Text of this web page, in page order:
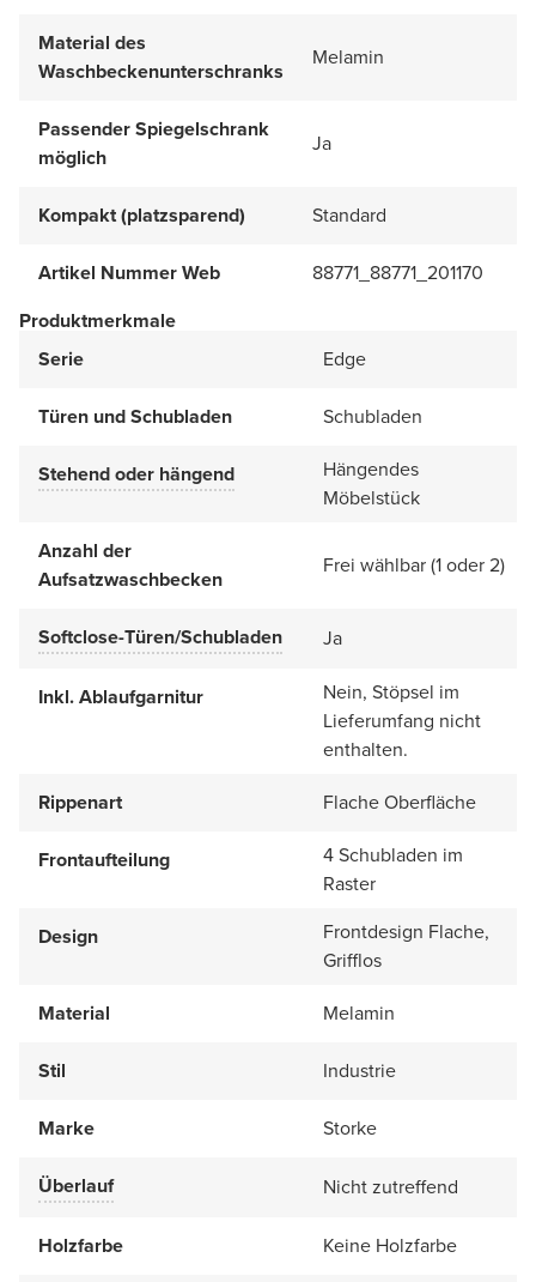
Material des
Waschbeckenunterschranks
Melamin
Passender Spiegelschrank
möglich
Ja
Kompakt (platzsparend) Standard
Artikel Nummer Web
88771_88771_201170
Produktmerkmale
Serie
Edge
Türen und Schubladen Schubladen
Stehend oder hängend
Hängendes
Möbelstück
Anzahl der
Aufsatzwaschbecken
Frei wählbar (1 oder 2)
Softclose-Türen/Schubladen Ja
Inkl. Ablaufgarnitur
Nein, Stöpsel im
Lieferumfang nicht
enthalten.
Rippenart
Flache Oberfläche
Frontaufteilung
4 Schubladen im
Raster
Design
Frontdesign Flache,
Grifflos
Material
Melamin
Stil Industrie
Marke Storke
Überlauf Nicht zutreffend
Holzfarbe Keine Holzfarbe